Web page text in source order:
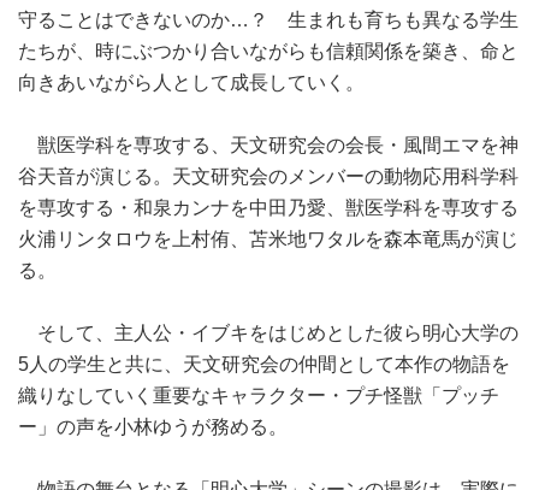
守ることはできないのか…？ 生まれも育ちも異なる学生
たちが、時にぶつかり合いながらも信頼関係を築き、命と
向きあいながら人として成長していく。
獣医学科を専攻する、天文研究会の会長・風間エマを神
谷天音が演じる。天文研究会のメンバーの動物応用科学科
を専攻する・和泉カンナを中田乃愛、獣医学科を専攻する
火浦リンタロウを上村侑、苫米地ワタルを森本竜馬が演じ
る。
そして、主人公・イブキをはじめとした彼ら明心大学の
5人の学生と共に、天文研究会の仲間として本作の物語を
織りなしていく重要なキャラクター・プチ怪獣「プッチ
ー」の声を小林ゆうが務める。